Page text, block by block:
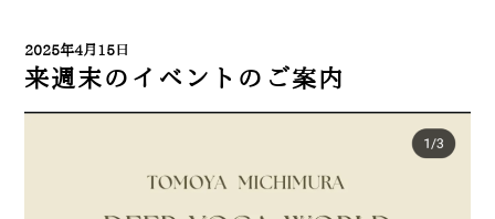
2025年4月15日
来週末のイベントのご案内